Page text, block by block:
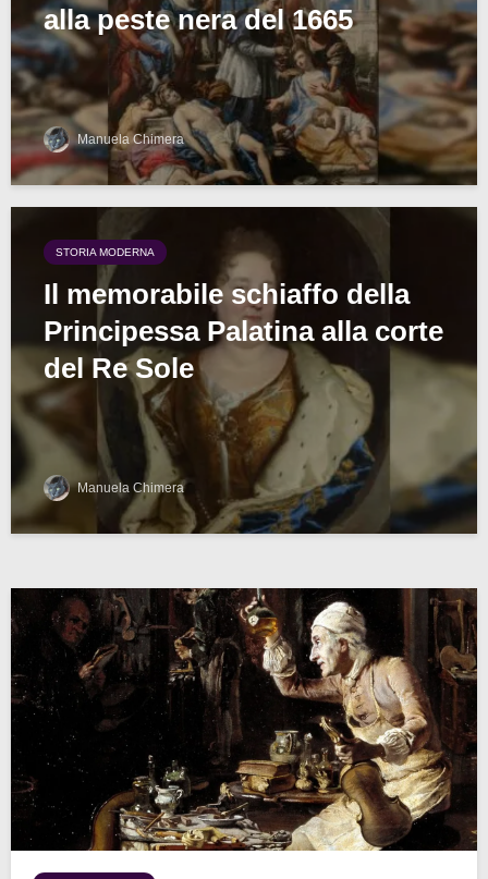
alla peste nera del 1665
Manuela Chimera
STORIA MODERNA
Il memorabile schiaffo della
Principessa Palatina alla corte
del Re Sole
Manuela Chimera